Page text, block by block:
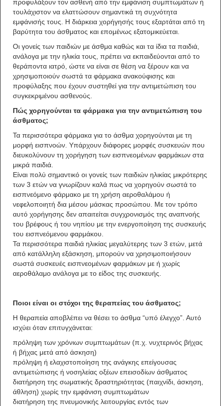
προφυλάξουν τον ασθενή από την εμφάνιση συμπτωμάτων ή
τουλάχιστον να ελαττώσουν σημαντικά τη συχνότητα
εμφάνισής τους. Η διάρκεια χορήγησής τους εξαρτάται από τη
βαρύτητα του άσθματος και επομένως εξατομικεύεται.
Οι γονείς των παιδιών με άσθμα καθώς και τα ίδια τα παιδιά,
ανάλογα με την ηλικία τους, πρέπει να εκπαιδεύονται από το
θεράποντα ιατρό, ώστε να είναι σε θέση να ξέρουν και να
χρησιμοποιούν σωστά τα φάρμακα ανακούφισης και
προφύλαξης που έχουν συστηθεί για την αντιμετώπιση του
συγκεκριμένου ασθενούς.
Πώς χορηγούνται τα φάρμακα για την αντιμετώπιση του
άσθματος;
Τα περισσότερα φάρμακα για το άσθμα χορηγούνται με τη
μορφή εισπνοών. Υπάρχουν διάφορες μορφές συσκευών που
διευκολύνουν τη χορήγηση των εισπνεομένων φαρμάκων στα
μικρά παιδιά.
Είναι πολύ σημαντικό οι γονείς των παιδιών ηλικίας μικρότερης
των 3 ετών να γνωρίζουν καλά πως να χορηγούν σωστά το
εισπνεόμενο φάρμακο με τη χρήση αεροθαλάμου ή
νεφελοποιητή δια μέσου μάσκας προσώπου. Με τον τρόπο
αυτό χορήγησης δεν απαιτείται συγχρονισμός της αναπνοής
του βρέφους ή του νηπίου με την ενεργοποίηση της συσκευής
του εισπνεόμενου φαρμάκου.
Τα περισσότερα παιδιά ηλικίας μεγαλύτερης των 3 ετών, μετά
από κατάλληλη εξάσκηση, μπορούν να χρησιμοποιήσουν
σωστά συσκευές εισπνεομένων φαρμάκων με ή χωρίς
αεροθάλαμο ανάλογα με το είδος της συσκευής.
Ποιοι είναι οι στόχοι της θεραπείας του άσθματος;
Η θεραπεία αποβλέπει να θέσει το άσθμα “υπό έλεγχο”. Αυτό
ισχύει όταν επιτυγχάνεται:
πρόληψη των χρόνιων συμπτωμάτων (π.χ. νυχτερινός βήχας
ή βήχας μετά από άσκηση)
πρόληψη ή ελαχιστοποίηση της ανάγκης επείγουσας
αντιμετώπισης ή νοσηλείας οξέων επεισοδίων άσθματος
διατήρηση της σωματικής δραστηριότητας (παιχνίδι, άσκηση,
άθληση) χωρίς την εμφάνιση συμπτωμάτων
διατήρηση της πνευμονικής λειτουργίας εντός των